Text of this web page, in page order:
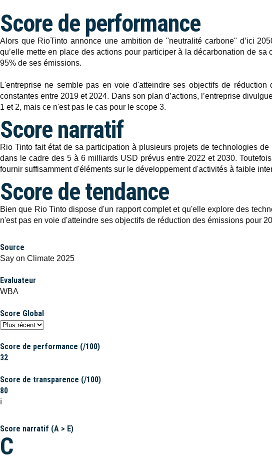
Score de performance
Alors que RioTinto annonce une ambition de "neutralité carbone" d’ici
qu’elle mette en place des actions pour participer à la décarbonation de
95% de ses émissions.
L'entreprise ne semble pas en voie d'atteindre ses objectifs de
constantes entre 2019 et 2024. Dans son plan d’actions, l’entreprise
1 et 2, mais ce n'est pas le cas pour le scope 3.
Score narratif
Rio Tinto fait état de sa participation à plusieurs projets de technologies
dans le cadre des 5 à 6 milliards USD prévus entre 2022 et 2030.
fournir suffisamment d'éléments sur le développement d'activités à faible
Score de tendance
Bien que Rio Tinto dispose d'un rapport complet et qu'elle explore des
n'est pas en voie d'atteindre ses objectifs de réduction des émissions pour
Source
Say on Climate 2025
Evaluateur
WBA
Score Global
Score de performance (/100)
32
Score de transparence (/100)
80
ℹ️
Score narratif (A > E)
C